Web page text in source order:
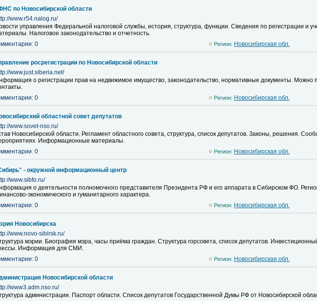
по Новосибирской области
www.r54.nalog.ru/
управления Федеральной налоговой службы, история, структура, функции. Сведения по регистрации и
Налоговое законодательство и отчетность.
0
Регион: Новосибирская обл.
росрегистрации по Новосибирской области
www.just.siberia.net/
о регистрации прав на недвижимое имущество, законодательство, нормативные документы. Можно
0
Регион: Новосибирская обл.
областной совет депутатов
www.sovet-nso.ru/
Новосибирской области. Регламент областного совета, структура, список депутатов. Законы, решения.
Информационные материалы.
0
Регион: Новосибирская обл.
- окружной информационный центр
www.sibfo.ru/
о деятельности полномочного представителя Президента РФ и его аппарата в Сибирском ФО.
экономического и гуманитарного характера.
0
Регион: Новосибирская обл.
Новосибирска
www.novo-sibirsk.ru/
мэрии. Биография мэра, часы приёма граждан. Структура горсовета, список депутатов.
Информация для СМИ.
0
Регион: Новосибирская обл.
Новосибирской области
www3.adm.nso.ru/
администрации. Паспорт области. Список депутатов Государственной Думы РФ от Новосибирской